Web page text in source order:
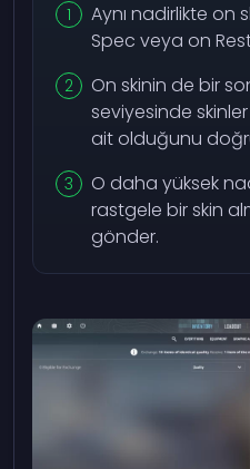
Aynı nadirlikte on
Spec veya on
On skinin de bir
seviyesinde
ait olduğunu
O daha yüksek
rastgele bir skin
gönder.